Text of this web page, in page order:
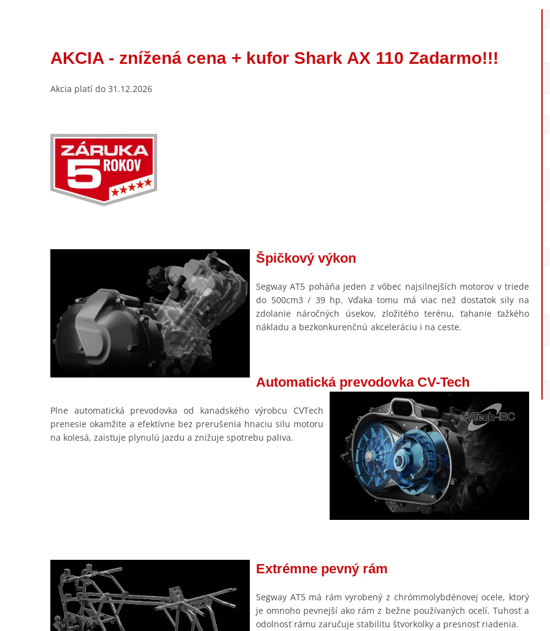
AKCIA - znížená cena + kufor Shark AX 110 Zadarmo!!!
Akcia platí do 31.12.2026
Špičkový výkon
Segway AT5 poháňa jeden z vôbec najsilnejších motorov v triede
do 500cm3 / 39 hp. Vďaka tomu má viac než dostatok sily na
zdolanie náročných úsekov, zložitého terénu, ťahanie ťažkého
nákladu a bezkonkurenčnú akceleráciu i na ceste.
Automatická prevodovka CV-Tech
Plne automatická prevodovka od kanadského výrobcu CVTech
prenesie okamžite a efektívne bez prerušenia hnaciu silu motoru
na kolesá, zaisťuje plynulú jazdu a znižuje spotrebu paliva.
Extrémne pevný rám
Segway AT5 má rám vyrobený z chrómmolybdénovej ocele, ktorý
je omnoho pevnejší ako rám z bežne používaných ocelí. Tuhosť a
odolnosť rámu zaručuje stabilitu štvorkolky a presnosť riadenia.